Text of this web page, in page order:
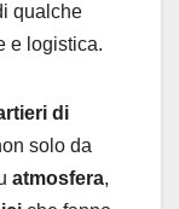
qualche
e logistica.
di
solo da
atmosfera,